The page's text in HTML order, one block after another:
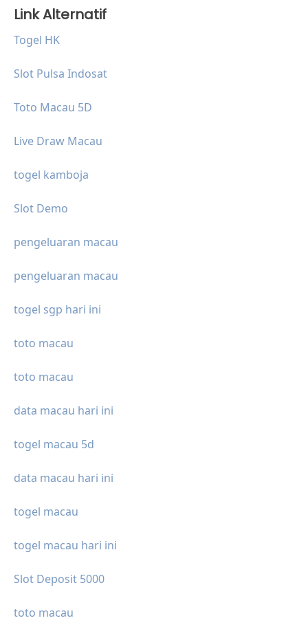
Link Alternatif
Togel HK
Slot Pulsa Indosat
Toto Macau 5D
Live Draw Macau
togel kamboja
Slot Demo
pengeluaran macau
pengeluaran macau
togel sgp hari ini
toto macau
toto macau
data macau hari ini
togel macau 5d
data macau hari ini
togel macau
togel macau hari ini
Slot Deposit 5000
toto macau